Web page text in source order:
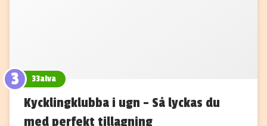
3 33alva
Kycklingklubba i ugn – Så lyckas du
med perfekt tillagning